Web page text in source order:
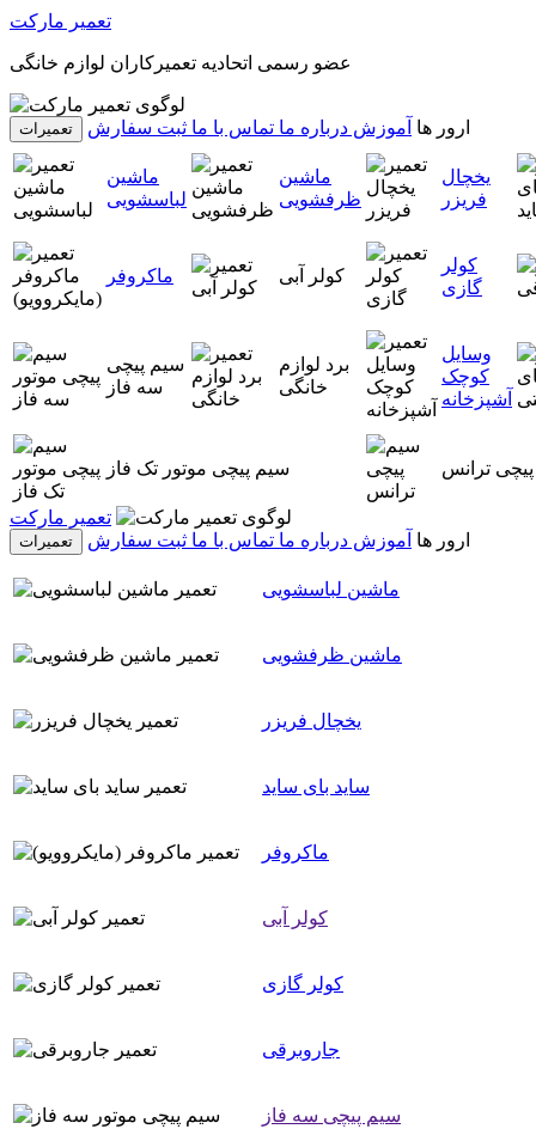
تعمیر مارکت
عضو رسمی اتحادیه تعمیرکاران لوازم خانگی
تعمیرات ارور ها آموزش درباره ما تماس با ما ثبت سفارش
ماشین
لباسشویی
ماشین
ظرفشویی
یخچال
فریزر
ماکروفر کولر آبی
کولر
گازی
سیم پیچی
سه فاز
برد لوازم
خانگی
وسایل
کوچک
آشپزخانه
سیم پیچی موتور تک فاز ترانس
تعمیر مارکت
تعمیرات ارور ها آموزش درباره ما تماس با ما ثبت سفارش
ماشین لباسشویی
ماشین ظرفشویی
یخچال فریزر
ساید بای ساید
ماکروفر
کولر آبی
کولر گازی
جاروبرقی
سیم پیچی سه فاز